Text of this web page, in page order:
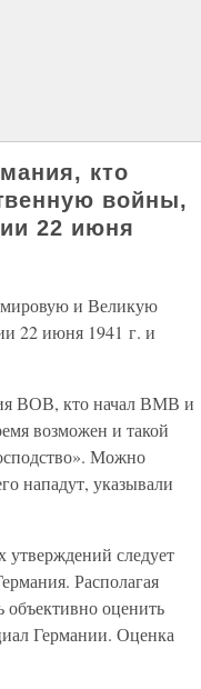
кто
войны,
22 июня
мировую и Великую
22 июня 1941 г. и
ВОВ, кто начал ВМВ и
возможен и такой
Можно
нападут, указывали
следует
Располагая
объективно оценить
Германии. Оценка